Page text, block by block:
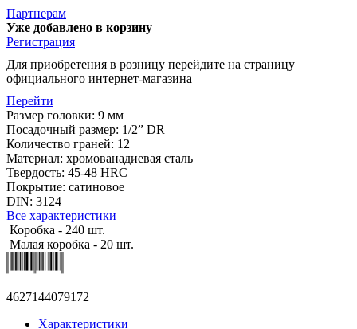
Партнерам
Уже добавлено в корзину
Регистрация
Для приобретения в розницу перейдите на страницу
официального интернет-магазина
Перейти
Размер головки: 9 мм
Посадочный размер: 1/2” DR
Количество граней: 12
Материал: хромованадиевая сталь
Твердость: 45-48 HRC
Покрытие: сатиновое
DIN: 3124
Все характеристики
Коробка - 240 шт.
Малая коробка - 20 шт.
4627144079172
Характеристики